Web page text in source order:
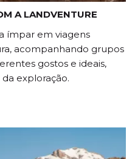
A LANDVENTURE
ímpar em viagens
acompanhando grupos
gostos e ideais,
exploração.